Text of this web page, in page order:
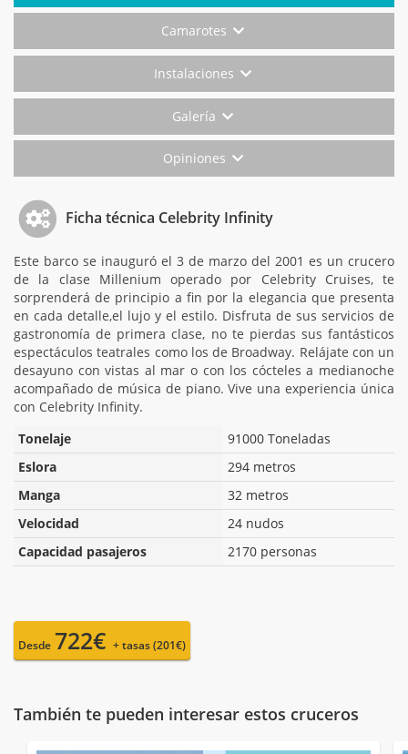
Camarotes
Instalaciones
Galería
Opiniones
Ficha técnica Celebrity Infinity
Este barco se inauguró el 3 de marzo del 2001 es un crucero
de la clase Millenium operado por Celebrity Cruises, te
sorprenderá de principio a fin por la elegancia que presenta
en cada detalle,el lujo y el estilo. Disfruta de sus servicios de
gastronomía de primera clase, no te pierdas sus fantásticos
espectáculos teatrales como los de Broadway. Relájate con un
desayuno con vistas al mar o con los cócteles a medianoche
acompañado de música de piano. Vive una experiencia única
con Celebrity Infinity.
Tonelaje
91000 Toneladas
Eslora
294 metros
Manga
32 metros
Velocidad
24 nudos
Capacidad pasajeros
2170 personas
Desde 722€ + tasas (201€)
También te pueden interesar estos cruceros